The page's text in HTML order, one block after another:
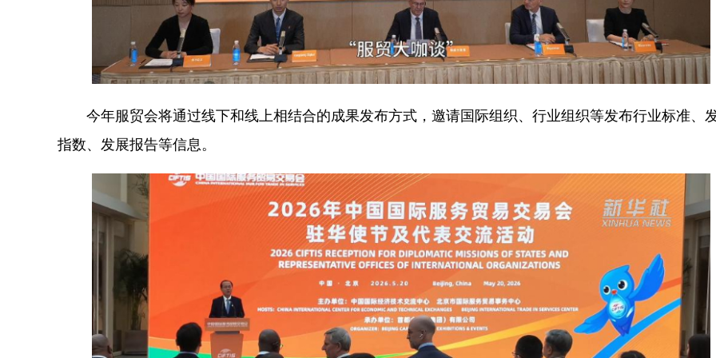
今年服贸会将通过线下和线上相结合的成果发布方式，邀请国际组织、行业组织等发布行业标准、
指数、发展报告等信息。